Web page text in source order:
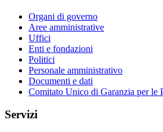
Organi di governo
Aree amministrative
Uffici
Enti e fondazioni
Politici
Personale amministrativo
Documenti e dati
Comitato Unico di Garanzia per le
Servizi